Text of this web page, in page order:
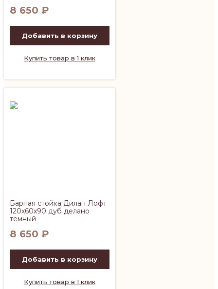
8 650 ₽
Добавить в корзину
Купить товар в 1 клик
Барная стойка Дилан Лофт
120х60х90 дуб делано
темный
8 650 ₽
Добавить в корзину
Купить товар в 1 клик